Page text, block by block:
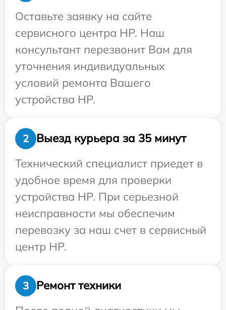
Оставьте заявку на сайте
сервисного центра HP. Наш
консультант перезвонит Вам для
уточнения индивидуальных
условий ремонта Вашего
устройства HP.
2
Выезд курьера за 35 минут
Технический специалист приедет в
удобное время для проверки
устройства HP. При серьезной
неисправности мы обеспечим
перевозку за наш счет в сервисный
центр HP.
3
Ремонт техники